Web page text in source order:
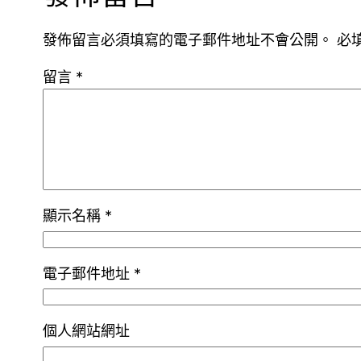
發佈留言必須填寫的電子郵件地址不會公開。 必
留言 *
顯示名稱 *
電子郵件地址 *
個人網站網址